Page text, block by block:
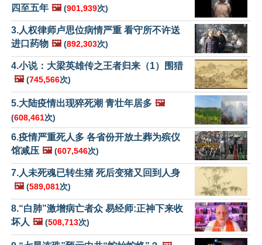
四至五年 🖼️ (901,939次)
3.人权律师卢思位病情严重 看守所不许送
进口药物 🖼️ (892,303次)
4.小说：大梁英雄传之王者归来（1）围猎
🖼️ (745,566次)
5.大陆疫情出现猝死潮 青壮年居多 🖼️
(608,461次)
6.疫情严重死人多 各省份开放土葬为殡仪
馆减压 🖼️ (607,546次)
7.人未死魂已转生猪 死后变猪又回到人身
🖼️ (589,081次)
8.“白肺”激增病亡者众 易经师:正神下来收
坏人 🖼️ (508,713次)